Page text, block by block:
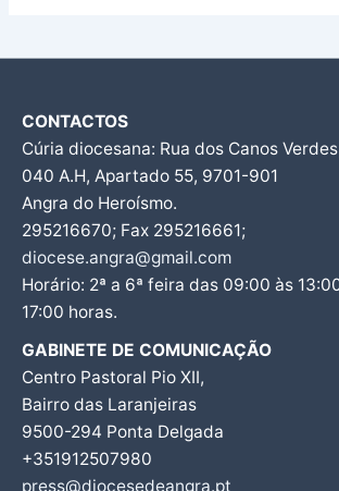
CONTACTOS
Cúria diocesana: Rua dos Canos
040 A.H, Apartado 55, 9701-901
Angra do Heroísmo.
295216670; Fax 295216661;
diocese.angra@gmail.com
Horário: 2ª a 6ª feira das 09:00 às
17:00 horas.
GABINETE DE COMUNICAÇÃO
Centro Pastoral Pio XII,
Bairro das Laranjeiras
9500-294 Ponta Delgada
+351912507980
press@diocesedeangra.pt